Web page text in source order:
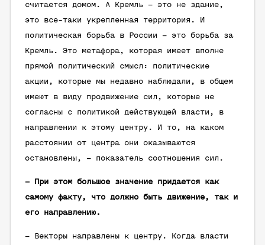
считается домом. А Кремль – это не здание,
это все-таки укрепленная территория. И
политическая борьба в России – это борьба за
Кремль. Это метафора, которая имеет вполне
прямой политический смысл: политические
акции, которые мы недавно наблюдали, в общем
имеют в виду продвижение сил, которые не
согласны с политикой действующей власти, в
направлении к этому центру. И то, на каком
расстоянии от центра они оказываются
остановлены, – показатель соотношения сил.
– При этом большое значение придается как
самому факту, что должно быть движение, так и
его направлению.
– Векторы направлены к центру. Когда власти